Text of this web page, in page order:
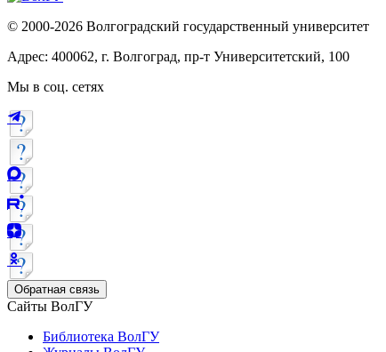
© 2000-2026 Волгоградский государственный университет
Адрес: 400062, г. Волгоград, пр-т Университетский, 100
Мы в соц. сетях
Обратная связь
Сайты ВолГУ
Библиотека ВолГУ